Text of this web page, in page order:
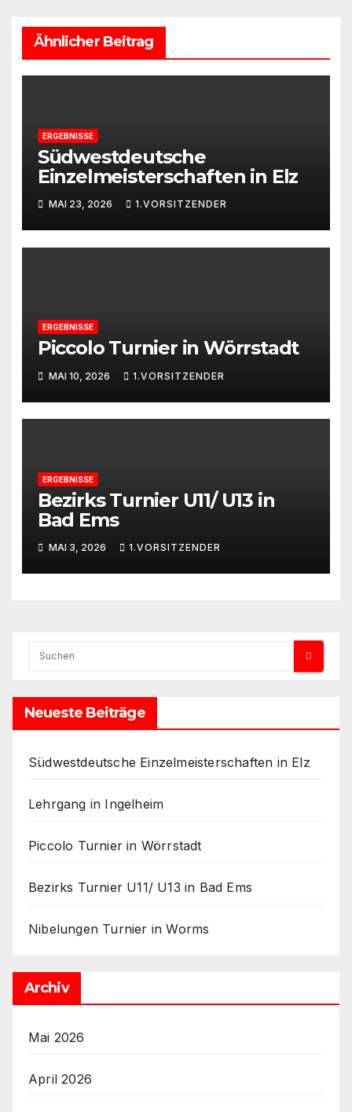
Ähnlicher Beitrag
ERGEBNISSE
Südwestdeutsche
Einzelmeisterschaften in Elz
MAI 23, 2026 1.VORSITZENDER
ERGEBNISSE
Piccolo Turnier in Wörrstadt
MAI 10, 2026 1.VORSITZENDER
ERGEBNISSE
Bezirks Turnier U11/ U13 in
Bad Ems
MAI 3, 2026 1.VORSITZENDER
Neueste Beiträge
Südwestdeutsche Einzelmeisterschaften in Elz
Lehrgang in Ingelheim
Piccolo Turnier in Wörrstadt
Bezirks Turnier U11/ U13 in Bad Ems
Nibelungen Turnier in Worms
Archiv
Mai 2026
April 2026